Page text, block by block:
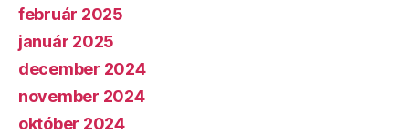
február 2025
január 2025
december 2024
november 2024
október 2024